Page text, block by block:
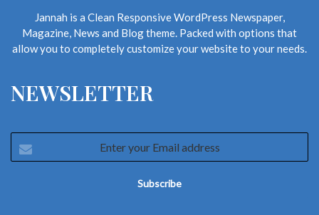
Jannah is a Clean Responsive WordPress Newspaper,
Magazine, News and Blog theme. Packed with options that
allow you to completely customize your website to your needs.
NEWSLETTER
your